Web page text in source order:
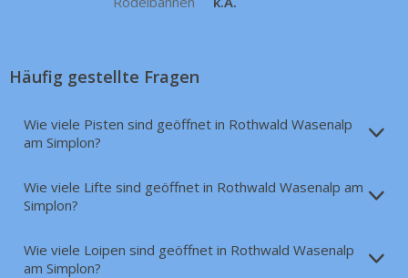
Häufig gestellte Fragen
Wie viele Pisten sind geöffnet in Rothwald Wasenalp
am Simplon?
Wie viele Lifte sind geöffnet in Rothwald Wasenalp am
Simplon?
Wie viele Loipen sind geöffnet in Rothwald Wasenalp
am Simplon?